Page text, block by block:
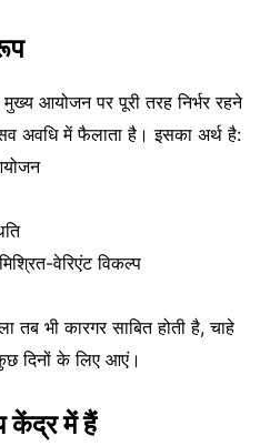
आयोजन पर पूरी तरह निर्भर रहने
अवधि में फैलाता है। इसका अर्थ है:
वेरिएंट विकल्प
भी कारगर साबित होती है, चाहे
दिनों के लिए आएं।
केंद्र में हैं